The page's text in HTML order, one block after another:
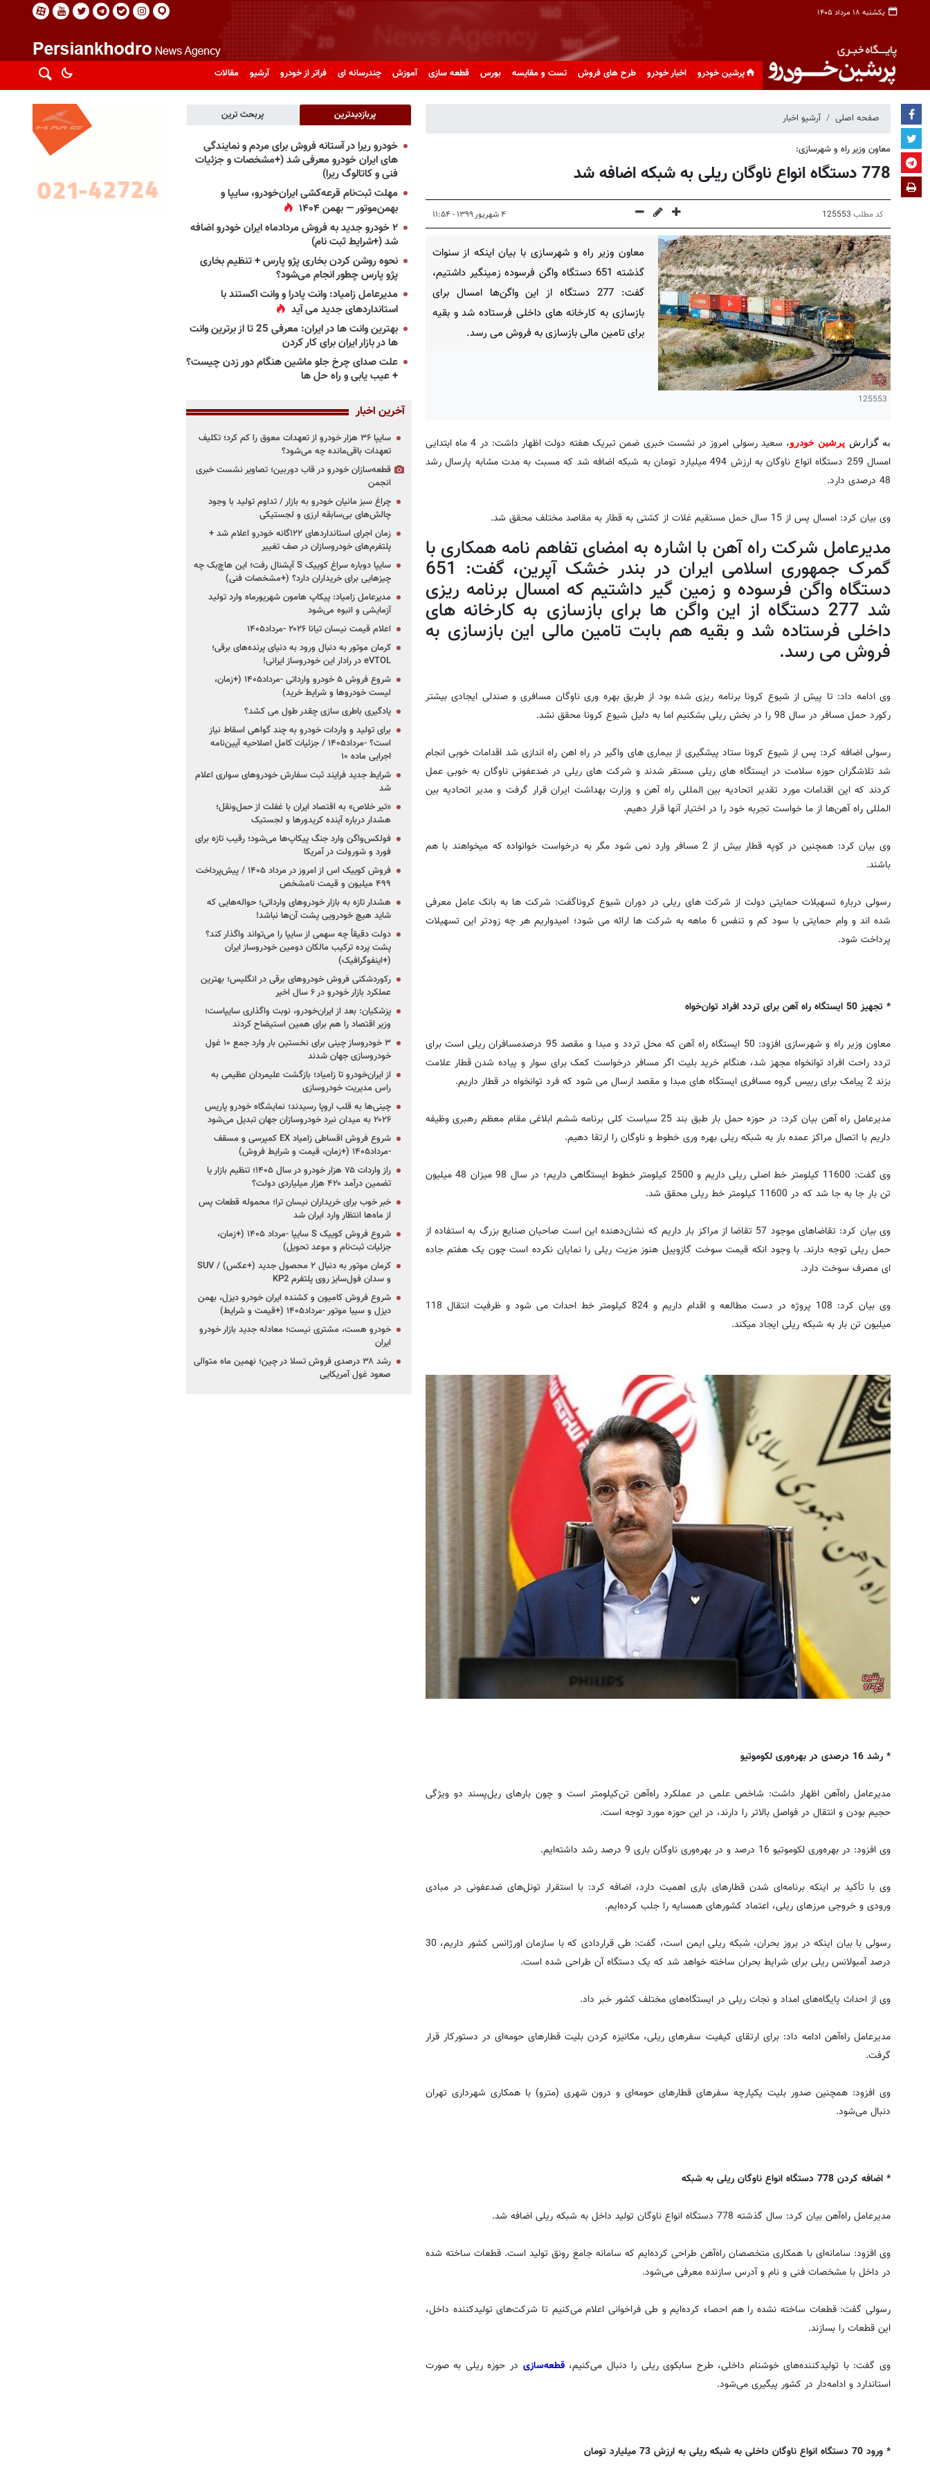
یکشنبه ۱۸ مرداد ۱۴۰۵
پرشین خودرو اخبار خودرو طرح های فروش تست و مقایسه بورس قطعه سازی آموزش چندرسانه ای فراتر از خودرو آرشیو مقالات
صفحه اصلی آرشیو اخبار
معاون وزیر راه و شهرسازی:
778 دستگاه انواع ناوگان ریلی به شبکه اضافه شد
کد مطلب 125553 ۴ شهریور ۱۳۹۹ - ۱۱:۵۴
125553
معاون وزیر راه و شهرسازی با بیان اینکه از سنوات
گذشته 651 دستگاه واگن فرسوده زمینگیر داشتیم،
گفت: 277 دستگاه از این واگن‌ها امسال برای
بازسازی به کارخانه های داخلی فرستاده شد و بقیه
برای تامین مالی بازسازی به فروش می رسد.
به گزارش پرشین خودرو،
سعید رسولی امروز در نشست خبری ضمن تبریک هفته دولت اظهار داشت: در 4 ماه ابتدایی
امسال 259 دستگاه انواع ناوگان به ارزش 494 میلیارد تومان به شبکه اضافه شد که مسبت به مدت مشابه پارسال رشد
48 درصدی دارد.
وی بیان کرد: امسال پس از 15 سال حمل مستقیم غلات از کشتی به قطار به مقاصد مختلف محقق شد.
مدیرعامل شرکت راه آهن با اشاره به امضای تفاهم نامه همکاری با
گمرک جمهوری اسلامی ایران در بندر خشک آپرین، گفت: 651
دستگاه واگن فرسوده و زمین گیر داشتیم که امسال برنامه ریزی
شد 277 دستگاه از این واگن ها برای بازسازی به کارخانه های
داخلی فرستاده شد و بقیه هم بابت تامین مالی این بازسازی به
فروش می رسد.
وی ادامه داد: تا پیش از شیوع کرونا برنامه ریزی شده بود از طریق بهره وری ناوگان مسافری و صندلی ایجادی بیشتر
رکورد حمل مسافر در سال 98 را در بخش ریلی بشکنیم اما به دلیل شیوع کرونا محقق نشد.
رسولی اضافه کرد: پس از شیوع کرونا ستاد پیشگیری از بیماری های واگیر در راه اهن راه اندازی شد اقدامات خوبی انجام
شد تلاشگران حوزه سلامت در ایستگاه های ریلی مستقر شدند و شرکت های ریلی در ضدعفونی ناوگان به خوبی عمل
کردند که این اقدامات مورد تقدیر اتحادیه بین المللی راه آهن و وزارت بهداشت ایران قرار گرفت و مدیر اتحادیه بین
المللی راه آهن‌ها از ما خواست تجربه خود را در اختیار آنها قرار دهیم.
وی بیان کرد: همچنین در کوپه قطار بیش از 2 مسافر وارد نمی شود مگر به درخواست خوانواده که میخواهند با هم
باشند.
رسولی درباره تسهیلات حمایتی دولت از شرکت های ریلی در دوران شیوع کروناگفت: شرکت ها به بانک عامل معرفی
شده اند و وام حمایتی با سود کم و تنفس 6 ماهه به شرکت ها ارائه می شود؛ امیدواریم هر چه زودتر این تسهیلات
پرداخت شود.
* تجهیز 50 ایستگاه راه آهن برای تردد افراد توان‌خواه
معاون وزیر راه و شهرسازی افزود: 50 ایستگاه راه آهن که محل تردد و مبدا و مقصد 95 درصدمسافران ریلی است برای
تردد راحت افراد توانخواه مجهز شد، هنگام خرید بلیت اگر مسافر درخواست کمک برای سوار و پیاده شدن قطار علامت
بزند 2 پیامک برای رییس گروه مسافری ایستگاه های مبدا و مقصد ارسال می شود که فرد توانخواه در قطار داریم.
مدیرعامل راه آهن بیان کرد: در حوزه حمل بار طبق بند 25 سیاست کلی برنامه ششم ابلاغی مقام معظم رهبری وظیفه
داریم با اتصال مراکز عمده بار به شبکه ریلی بهره وری خطوط و ناوگان را ارتقا دهیم.
وی گفت: 11600 کیلومتر خط اصلی ریلی داریم و 2500 کیلومتر خطوط ایستگاهی داریم؛ در سال 98 میزان 48 میلیون
تن بار جا به جا شد که در 11600 کیلومتر خط ریلی محقق شد.
وی بیان کرد: تقاضاهای موجود 57 تقاضا از مراکز بار داریم که نشان‌دهنده این است صاحبان صنایع بزرگ به استفاده از
حمل ریلی توجه دارند. با وجود انکه قیمت سوخت گازوییل هنوز مزیت ریلی را نمایان نکرده است چون یک هفتم جاده
ای مصرف سوخت دارد.
وی بیان کرد: 108 پروژه در دست مطالعه و اقدام داریم و 824 کیلومتر خط احدات می شود و ظرفیت انتقال 118
میلیون تن بار به شبکه ریلی ایجاد میکند.
* رشد 16 درصدی در بهره‌وری لکوموتیو
مدیرعامل راه‌آهن اظهار داشت: ‌شاخص علمی در عملکرد راه‌آهن تن‌کیلومتر است و چون بارهای ریل‌پسند دو ویژگی
حجیم ‌بودن و انتقال در فواصل بالاتر را دارند، در این حوزه مورد توجه است.
وی افزود: در بهره‌وری لکوموتیو 16 درصد و در بهره‌وری ناوگان باری 9 درصد رشد داشته‌ایم.
وی با تأکید بر اینکه برنامه‌ای شدن قطارهای باری اهمیت دارد، اضافه کرد: با استقرار تونل‌های ضدعفونی در مبادی
ورودی و خروجی مرزهای ریلی، اعتماد کشورهای همسایه را جلب کرده‌ایم.
رسولی با بیان اینکه در بروز بحران، شبکه ریلی ایمن است، گفت:‌ طی قراردادی که با سازمان اورژانس کشور داریم، 30
درصد آمبولانس ریلی برای شرایط بحران ساخته خواهد شد که یک دستگاه آن طراحی شده است.
وی از احداث پایگاه‌های امداد و نجات ریلی در ایستگاه‌های مختلف کشور خبر داد.
مدیرعامل راه‌آهن ادامه داد: برای ارتقای کیفیت سفرهای ریلی، مکانیزه کردن بلیت قطارهای حومه‌ای در دستورکار قرار
گرفت.
وی افزود: همچنین صدور بلیت یکپارچه سفرهای قطارهای حومه‌ای و درون شهری (مترو) با همکاری شهرداری تهران
دنبال می‌شود.
* اضافه کردن 778 دستگاه انواع ناوگان ریلی به شبکه
مدیرعامل راه‌آهن بیان کرد: سال گذشته 778 دستگاه انواع ناوگان تولید داخل به شبکه ریلی اضافه شد.
وی افزود: سامانه‌ای با همکاری متخصصان راه‌آهن طراحی کرده‌ایم که سامانه جامع رونق تولید است. قطعات ساخته شده
در داخل با مشخصات فنی و نام و آدرس سازنده معرفی می‌شود.
رسولی گفت: ‌قطعات ساخته نشده را هم احصاء کرده‌ایم و طی فراخوانی اعلام می‌کنیم تا شرکت‌های تولیدکننده داخل،
این قطعات را بسازند.
وی گفت: با تولیدکننده‌های خوشنام داخلی، طرح سابکوی ریلی را دنبال می‌کنیم،قطعه‌سازی در حوزه ریلی به صورت
استاندارد و ادامه‌دار در کشور پیگیری می‌شود.
* ورود 70 دستگاه انواع ناوگان داخلی به شبکه ریلی به ارزش 73 میلیارد تومان
پربازدیدترین پربحث ترین
خودرو ریرا در آستانه فروش برای مردم و نمایندگی
های ایران خودرو معرفی شد (+مشخصات و جزئیات
فنی و کاتالوگ ریرا)
مهلت ثبت‌نام قرعه‌کشی ایران‌خودرو، سایپا و
بهمن‌موتور — بهمن ۱۴۰۴
۲ خودرو جدید به فروش مردادماه ایران خودرو اضافه
شد (+شرایط ثبت نام)
نحوه روشن کردن بخاری پژو پارس + تنظیم بخاری
پژو پارس چطور انجام می‌شود؟
مدیرعامل زامیاد: وانت پادرا و وانت اکستند با
استانداردهای جدید می آید
بهترین وانت ها در ایران: معرفی 25 تا از برترین وانت
ها در بازار ایران برای کار کردن
علت صدای چرخ جلو ماشین هنگام دور زدن چیست؟
+ عیب یابی و راه حل ها
آخرین اخبار
سایپا ۳۶ هزار خودرو از تعهدات معوق را کم کرد؛ تکلیف
تعهدات باقی‌مانده چه می‌شود؟
قطعه‌سازان خودرو در قاب دوربین؛ تصاویر نشست خبری
انجمن
چراغ سبز مانیان خودرو به بازار / تداوم تولید با وجود
چالش‌های بی‌سابقه ارزی و لجستیکی
زمان اجرای استانداردهای ۱۲۲گانه خودرو اعلام شد +
پلتفرم‌های خودروسازان در صف تغییر
سایپا دوباره سراغ کوییک S آپشنال رفت؛ این هاچ‌بک چه
چیزهایی برای خریداران دارد؟ (+مشخصات فنی)
مدیرعامل زامیاد: پیکاپ هامون شهریورماه وارد تولید
آزمایشی و انبوه می‌شود
اعلام قیمت نیسان تیانا ۲۰۲۶ -مرداد۱۴۰۵
کرمان موتور به دنبال ورود به دنیای پرنده‌های برقی؛
eVTOL در رادار این خودروساز ایرانی!
شروع فروش ۵ خودرو وارداتی -مرداد۱۴۰۵ (+زمان،
لیست خودروها و شرایط خرید)
یادگیری باطری سازی چقدر طول می کشد؟
برای تولید و واردات خودرو به چند گواهی اسقاط نیاز
است؟ -مرداد۱۴۰۵ / جزئیات کامل اصلاحیه آیین‌نامه
اجرایی ماده ۱۰
شرایط جدید فرایند ثبت سفارش خودروهای سواری اعلام
شد
«تیر خلاص» به اقتصاد ایران با غفلت از حمل‌ونقل؛
هشدار درباره آینده کریدورها و لجستیک
فولکس‌واگن وارد جنگ پیکاپ‌ها می‌شود؛ رقیب تازه برای
فورد و شورولت در آمریکا
فروش کوییک اس از امروز در مرداد ۱۴۰۵ / پیش‌پرداخت
۴۹۹ میلیون و قیمت نامشخص
هشدار تازه به بازار خودروهای وارداتی؛ حواله‌هایی که
شاید هیچ خودرویی پشت آن‌ها نباشد!
دولت دقیقاً چه سهمی از سایپا را می‌تواند واگذار کند؟
پشت پرده ترکیب مالکان دومین خودروساز ایران
(+اینفوگرافیک)
رکوردشکنی فروش خودروهای برقی در انگلیس؛ بهترین
عملکرد بازار خودرو در ۶ سال اخیر
پزشکیان: بعد از ایران‌خودرو، نوبت واگذاری سایپاست؛
وزیر اقتصاد را هم برای همین استیضاح کردند
۳ خودروساز چینی برای نخستین بار وارد جمع ۱۰ غول
خودروسازی جهان شدند
از ایران‌خودرو تا زامیاد؛ بازگشت علیمردان عظیمی به
راس مدیریت خودروسازی
چینی‌ها به قلب اروپا رسیدند؛ نمایشگاه خودرو پاریس
۲۰۲۶ به میدان نبرد خودروسازان جهان تبدیل می‌شود
شروع فروش اقساطی زامیاد EX کمپرسی و مسقف
-مرداد۱۴۰۵ (+زمان، قیمت و شرایط فروش)
راز واردات ۷۵ هزار خودرو در سال ۱۴۰۵؛ تنظیم بازار یا
تضمین درآمد ۴۲۰ هزار میلیاردی دولت؟
خبر خوب برای خریداران نیسان ترا؛ محموله قطعات پس
از ماه‌ها انتظار وارد ایران شد
شروع فروش کوییک S سایپا -مرداد ۱۴۰۵ (+زمان،
جزئیات ثبت‌نام و موعد تحویل)
کرمان موتور به دنبال ۲ محصول جدید (+عکس) / SUV
و سدان فول‌سایز روی پلتفرم KP2
شروع فروش کامیون و کشنده ایران خودرو دیزل، بهمن
دیزل و سیبا موتور -مرداد۱۴۰۵ (+قیمت و شرایط)
خودرو هست، مشتری نیست؛ معادله جدید بازار خودرو
ایران
رشد ۳۸ درصدی فروش تسلا در چین؛ نهمین ماه متوالی
صعود غول آمریکایی